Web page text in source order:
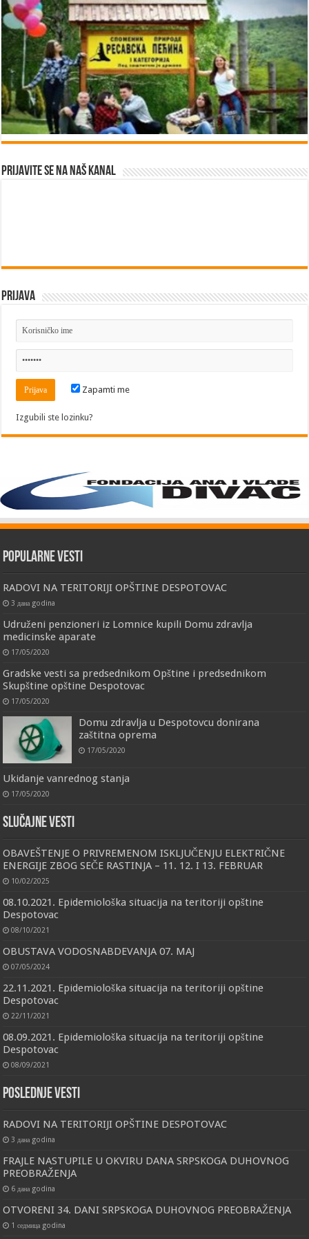
Prijavite se na naš kanal
Prijava
Zapamti me
Izgubili ste lozinku?
Popularne vesti
RADOVI NA TERITORIJI OPŠTINE DESPOTOVAC
3 дана godina
Udruženi penzioneri iz Lomnice kupili Domu zdravlja
medicinske aparate
17/05/2020
Gradske vesti sa predsednikom Opštine i predsednikom
Skupštine opštine Despotovac
17/05/2020
Domu zdravlja u Despotovcu donirana
zaštitna oprema
17/05/2020
Ukidanje vanrednog stanja
17/05/2020
Slučajne vesti
OBAVEŠTENJE O PRIVREMENOM ISKLJUČENJU ELEKTRIČNE
ENERGIJE ZBOG SEČE RASTINJA – 11. 12. I 13. FEBRUAR
10/02/2025
08.10.2021. Epidemiološka situacija na teritoriji opštine
Despotovac
08/10/2021
OBUSTAVA VODOSNABDEVANJA 07. MAJ
07/05/2024
22.11.2021. Epidemiološka situacija na teritoriji opštine
Despotovac
22/11/2021
08.09.2021. Epidemiološka situacija na teritoriji opštine
Despotovac
08/09/2021
Poslednje vesti
RADOVI NA TERITORIJI OPŠTINE DESPOTOVAC
3 дана godina
FRAJLE NASTUPILE U OKVIRU DANA SRPSKOGA DUHOVNOG
PREOBRAŽENJA
6 дана godina
OTVORENI 34. DANI SRPSKOGA DUHOVNOG PREOBRAŽENJA
1 седмица godina